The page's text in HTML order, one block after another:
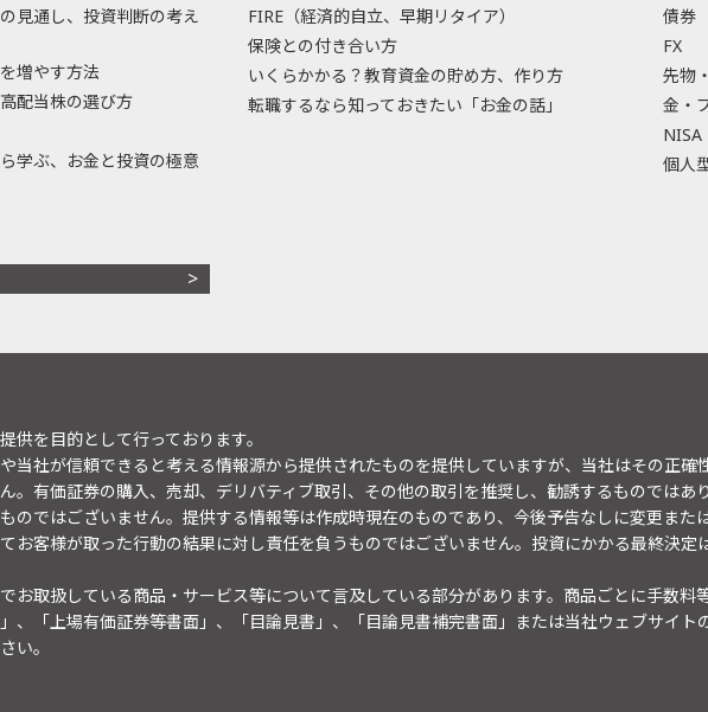
見通し、投資判断の考え
増やす方法
配当株の選び方
学ぶ、お金と投資の極意
FIRE（経済的自立、早期リタイア）
保険との付き合い方
いくらかかる？教育資金の貯め方、作り方
転職するなら知っておきたい「お金の話」
債券
FX
先物
金・
NISA
個人
供を目的として行っております。
当社が信頼できると考える情報源から提供されたものを提供していますが、当社はその正
。有価証券の購入、売却、デリバティブ取引、その他の取引を推奨し、勧誘するものではあ
のではございません。提供する情報等は作成時現在のものであり、今後予告なしに変更また
お客様が取った行動の結果に対し責任を負うものではございません。投資にかかる最終決
お取扱している商品・サービス等について言及している部分があります。商品ごとに手数料
」、「上場有価証券等書面」、「目論見書」、「目論見書補完書面」または当社ウェブサイト
い。